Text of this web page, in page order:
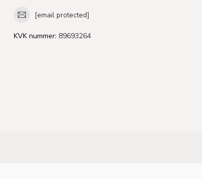
[email protected]
KVK nummer: 89693264